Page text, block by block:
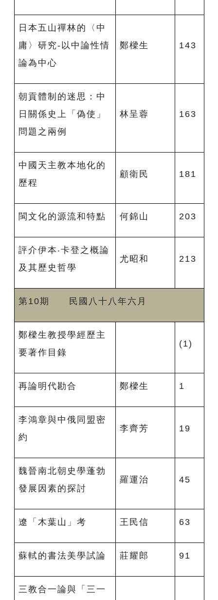
日本五山禪林的〈中
庸〉研究-以中論性情
論為中心
鄭樑生 143
朝貢體制的迷思：中
日關係史上「偽使」
問題之兩例
林呈蓉 163
中國天主教本地化的
歷程
顧衛民 181
閩文化的源流和特點 何錦山 203
評介伊本‧卡登之概論
及其歷史哲學
尤昭和 213
第10期 民國八十八年六月
鄭樑生教授學經歷主
要著作目錄
(1)
再論明代勘合 鄭樑生 1
李鴻章與中俄同盟密
約
李齊芳 19
魏晉南北朝史學蓬勃
發展因素的探討
羅運治 45
遼「木葉山」考 王民信 63
蘇軾的書法美學試論 莊耀郎 91
三教合一論與「三一